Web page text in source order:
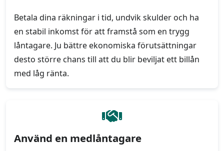
Betala dina räkningar i tid, undvik skulder och ha
en stabil inkomst för att framstå som en trygg
låntagare. Ju bättre ekonomiska förutsättningar
desto större chans till att du blir beviljat ett billån
med låg ränta.
Använd en medlåntagare